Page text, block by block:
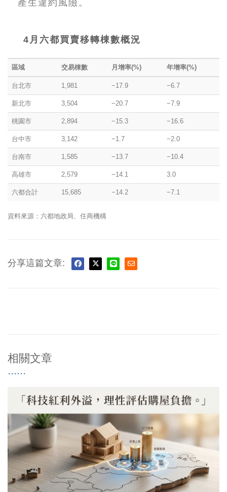
產生違約風險。
4月六都買賣移轉棟數概況
區域 交易棟數 月增率(%) 年增率(%)
台北市 1,981 −17.9 −6.7
新北市 3,504 −20.7 −7.9
桃園市 2,894 −15.3 −16.6
台中市 3,142 −1.7 −2.0
台南市 1,585 −13.7 −10.4
高雄市 2,579 −14.1 3.0
六都合計 15,685 −14.2 −7.1
資料來源：六都地政局、住商機構
分享這篇文章:
相關文章